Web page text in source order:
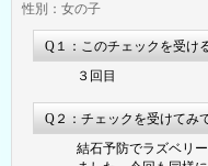
性別：女の子
Q１：このチェックを受け
３回目
Q２：チェックを受けてみ
結石予防でラズベリ